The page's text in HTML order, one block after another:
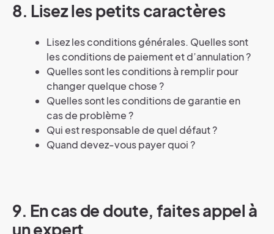
8. Lisez les petits caractères
Lisez les conditions générales. Quelles sont
les conditions de paiement et d’annulation ?
Quelles sont les conditions à remplir pour
changer quelque chose ?
Quelles sont les conditions de garantie en
cas de problème ?
Qui est responsable de quel défaut ?
Quand devez-vous payer quoi ?
9. En cas de doute, faites appel à
un expert